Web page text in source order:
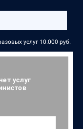
услуг 10.000 руб.
услуг